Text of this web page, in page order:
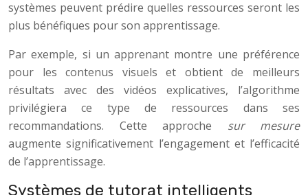
systèmes peuvent prédire quelles ressources seront les
plus bénéfiques pour son apprentissage.
Par exemple, si un apprenant montre une préférence
pour les contenus visuels et obtient de meilleurs
résultats avec des vidéos explicatives, l’algorithme
privilégiera ce type de ressources dans ses
recommandations. Cette approche sur mesure
augmente significativement l’engagement et l’efficacité
de l’apprentissage.
Systèmes de tutorat intelligents